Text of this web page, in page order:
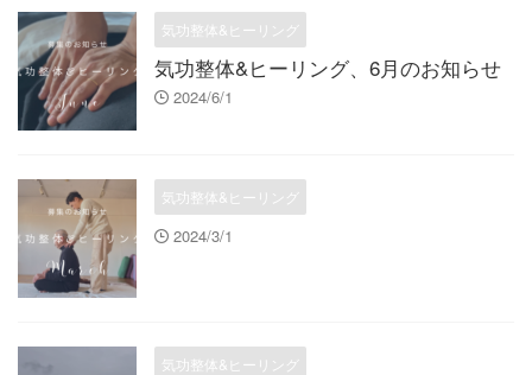
気功整体&ヒーリング
気功整体&ヒーリング、6月のお知らせ
2024/6/1
気功整体&ヒーリング
2024/3/1
気功整体&ヒーリング